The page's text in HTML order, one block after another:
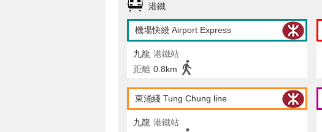
港鐵
機場快綫 Airport Express
九龍 港鐵站
距離 0.8km
東涌綫 Tung Chung line
九龍 港鐵站